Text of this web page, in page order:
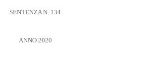
SENTENZA N. 134
ANNO 2020